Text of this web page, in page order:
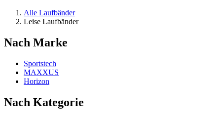
Alle Laufbänder
Leise Laufbänder
Nach Marke
Sportstech
MAXXUS
Horizon
Nach Kategorie